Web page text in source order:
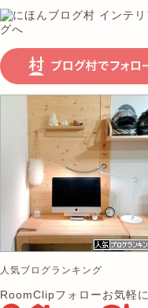
人気ブログランキング
RoomClipフォローお気軽に